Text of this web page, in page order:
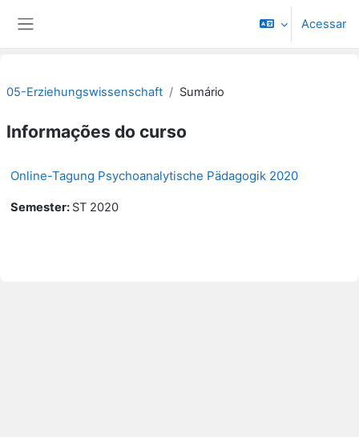
Acessar
05-Erziehungswissenschaft Sumário
Informações do curso
Online-Tagung Psychoanalytische Pädagogik 2020
Semester: ST 2020